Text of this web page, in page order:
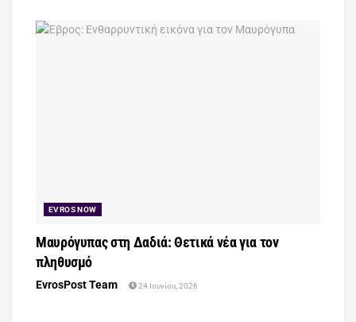
EVROS NOW
Μαυρόγυπας στη Δαδιά: Θετικά νέα για τον
πληθυσμό
EvrosPost Team 24 Ιουνίου, 2026